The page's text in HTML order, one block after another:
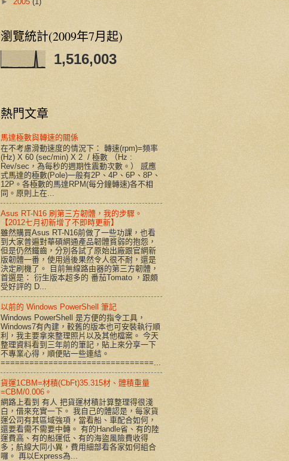
瀏覽統計(2009年7月起)
1,516,003
熱門文章
馬達極數與轉速的關係
在不考慮滑動速度的情況下： 轉速(rpm)=頻率
(Hz) X 60 (sec/min) X 2 / 極數 （Hz :
Rev/sec，為每秒的週期性震動次數。） 感應
式馬達的極數(Pole)一般有2P、4P、6P、8P、
12P。各極數的馬達RPM(每分鐘轉速)各不相
同。原則上在...
Asus RT-N16 刷第三方韌體，我的步驟。
【2012七月初新增了不即時更新】
雖然購買Asus RT-N16前做了一些功課，也看
到大家普遍對華碩網通產品韌體貧弱的抱怨，
但是仍然鐵齒，分別各試了原始出廠跟官網新
版韌體一番，使用過後果然令人很不耐，還是
決定刷機了。 目前無線路由器的第三方韌體，
首選是： 衍生版本超多的 番茄Tomato ，跟頗
受好評的 D...
以前的 Windows PowerShell 筆記
Windows PowerShell 是方便的指令工具，
Windows7有內建，較舊的版本也可安裝執行順
利，我主要拿來整理照片以及其他檔案。 今天
整理資料看到三年前的筆記，貼上來分享一下
不專業心得，順便貼一些連結。
================================...
貨運1CBM=材積(CbFt)35.315材、體積重量
=CBM/0.006。
網路上看到 有人 把貨運材積計算整理得很淺
白，借來充實一下。 我自己的體認是，每家貨
運公司有其區域強項，當看船、車配合如何，
還要看需不需要中轉。 有的Handle省、有的陸
運費高、有的船運低、有的海盜風險費收得
多；航線大同小異，費用細部看各家如何組合
囉。 再以Express為...